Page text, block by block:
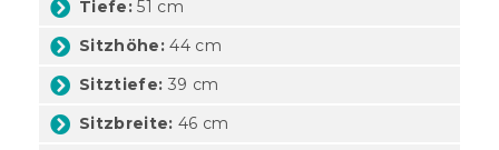
Tiefe: 51 cm
Sitzhöhe: 44 cm
Sitztiefe: 39 cm
Sitzbreite: 46 cm